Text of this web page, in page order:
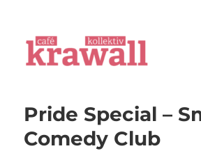
Pride Special –
Comedy Club